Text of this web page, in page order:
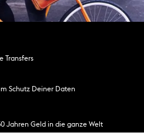
Transfers
Schutz Deiner Daten
Jahren Geld in die ganze Welt